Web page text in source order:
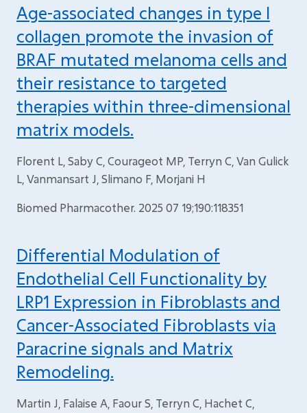
Age-associated changes in type I
collagen promote the invasion of
BRAF mutated melanoma cells and
their resistance to targeted
therapies within three-dimensional
matrix models.
Florent L, Saby C, Courageot MP, Terryn C, Van Gulick
L, Vanmansart J, Slimano F, Morjani H
Biomed Pharmacother. 2025 07 19;190:118351
Differential Modulation of
Endothelial Cell Functionality by
LRP1 Expression in Fibroblasts and
Cancer-Associated Fibroblasts via
Paracrine signals and Matrix
Remodeling.
Martin J, Falaise A, Faour S, Terryn C, Hachet C,